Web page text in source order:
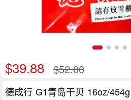
$39.88 $52.00
德成行 G1青岛干贝 16oz/